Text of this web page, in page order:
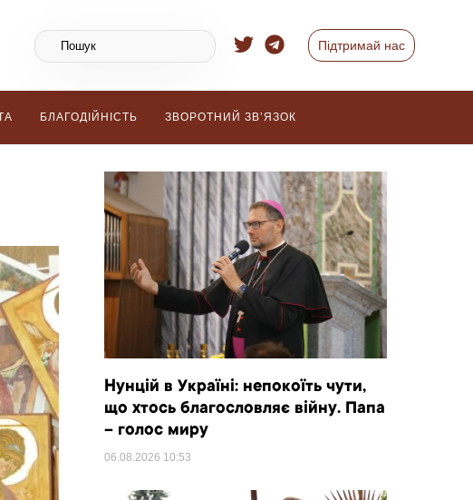
Підтримай нас
БЛАГОДІЙНІСТЬ ЗВОРОТНИЙ ЗВ’ЯЗОК
Нунцій в Україні: непокоїть чути,
що хтось благословляє війну. Папа
– голос миру
06.08.2026 10:53